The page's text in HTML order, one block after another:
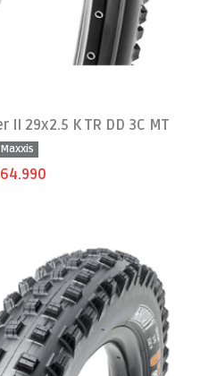
29x2.5 K TR DD 3C MT
Maxxis